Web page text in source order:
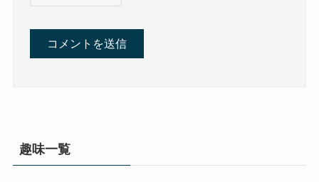
趣味一覧